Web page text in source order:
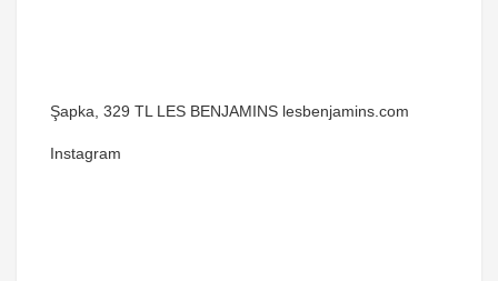
Şapka, 329 TL LES BENJAMINS lesbenjamins.com
Instagram